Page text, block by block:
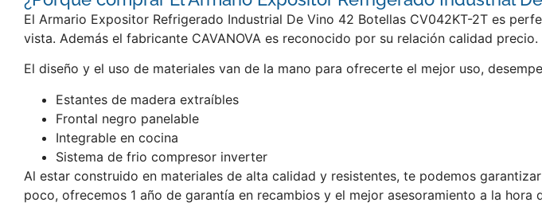
El Armario Expositor Refrigerado Industrial De Vino 42 Botellas CV042KT-2T es
vista. Además el fabricante CAVANOVA es reconocido por su relación calidad precio.
El diseño y el uso de materiales van de la mano para ofrecerte el mejor uso,
Estantes de madera extraíbles
Frontal negro panelable
Integrable en cocina
Sistema de frio compresor inverter
Al estar construido en materiales de alta calidad y resistentes, te podemos
poco, ofrecemos 1 año de garantía en recambios y el mejor asesoramiento a la